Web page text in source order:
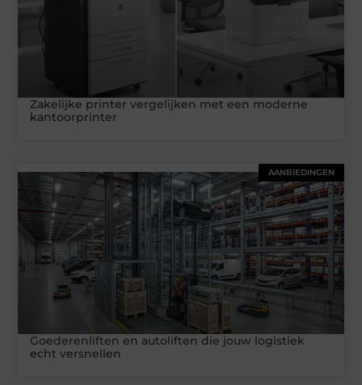
Zakelijke printer vergelijken met een moderne
kantoorprinter
AANBIEDINGEN
Goederenliften en autoliften die jouw logistiek
echt versnellen